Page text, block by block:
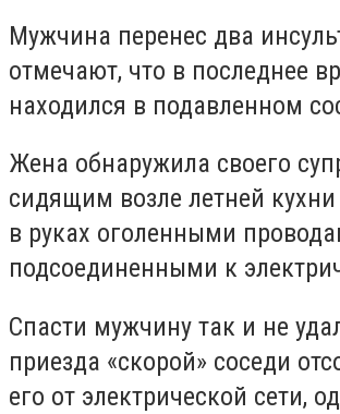
Мужчина перенес два
отмечают, что в последнее
находился в подавленном
Жена обнаружила своего
сидящим возле летней
в руках оголенными
подсоединенными к
Спасти мужчину так и не
приезда «скорой» соседи
его от электрической сети,